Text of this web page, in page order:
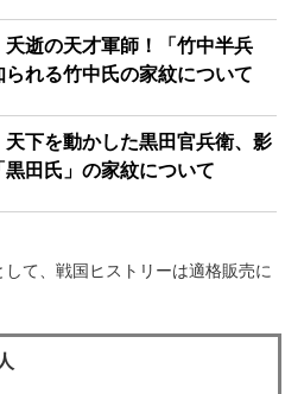
夭逝の天才軍師！「竹中半兵
られる竹中氏の家紋について
天下を動かした黒田官兵衛、影
黒田氏」の家紋について
て、戦国ヒストリーは適格販売に